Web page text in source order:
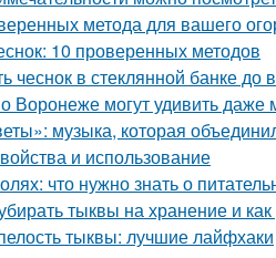
метода для вашего
10 проверенных методов
чеснок в стеклянной банке до
Воронеже могут удивить даже
музыка, которая
и использование
что нужно знать о
тыквы на хранение и
тыквы: лучшие лайфхаки